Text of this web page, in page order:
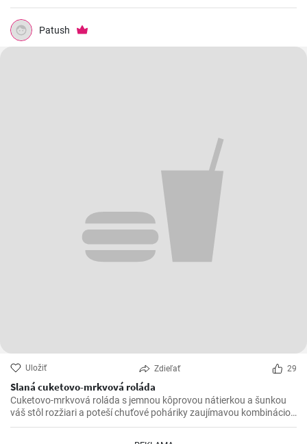
Patush
Uložiť Zdieľať 29
Slaná cuketovo-mrkvová roláda
Cuketovo-mrkvová roláda s jemnou kôprovou nátierkou a šunkou
váš stôl rozžiari a poteší chuťové poháriky zaujímavou kombináciou
chutí.